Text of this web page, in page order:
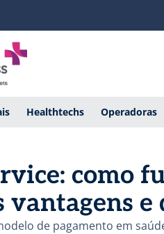
Healthtechs Operadoras
como
e
de pagamento em